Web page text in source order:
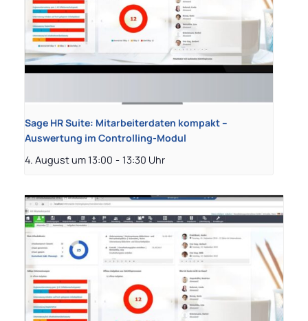
Sage HR Suite: Mitarbeiterdaten kompakt –
Auswertung im Controlling-Modul
4. August um 13:00 - 13:30